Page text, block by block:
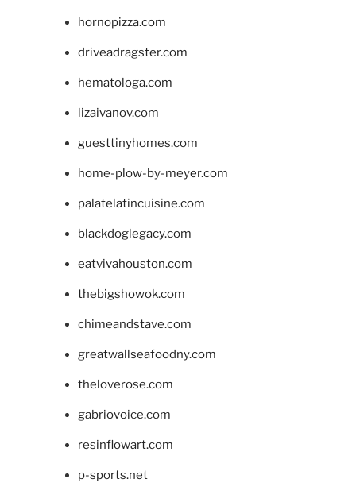
hornopizza.com
driveadragster.com
hematologa.com
lizaivanov.com
guesttinyhomes.com
home-plow-by-meyer.com
palatelatincuisine.com
blackdoglegacy.com
eatvivahouston.com
thebigshowok.com
chimeandstave.com
greatwallseafoodny.com
theloverose.com
gabriovoice.com
resinflowart.com
p-sports.net